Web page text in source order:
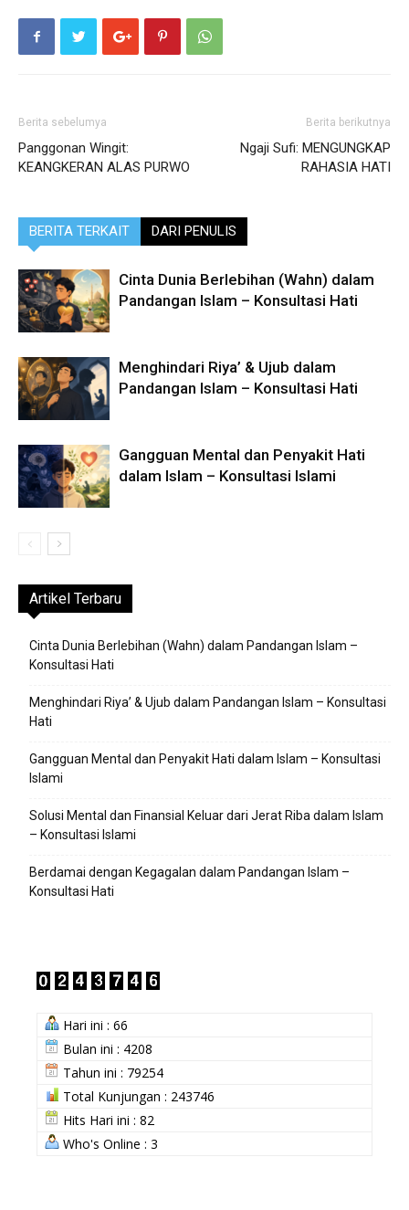
Berita sebelumya
Panggonan Wingit:
KEANGKERAN ALAS PURWO
Berita berikutnya
Ngaji Sufi: MENGUNGKAP
RAHASIA HATI
BERITA TERKAIT DARI PENULIS
Cinta Dunia Berlebihan (Wahn) dalam
Pandangan Islam – Konsultasi Hati
Menghindari Riya’ & Ujub dalam
Pandangan Islam – Konsultasi Hati
Gangguan Mental dan Penyakit Hati
dalam Islam – Konsultasi Islami
Artikel Terbaru
Cinta Dunia Berlebihan (Wahn) dalam Pandangan Islam –
Konsultasi Hati
Menghindari Riya’ & Ujub dalam Pandangan Islam – Konsultasi
Hati
Gangguan Mental dan Penyakit Hati dalam Islam – Konsultasi
Islami
Solusi Mental dan Finansial Keluar dari Jerat Riba dalam Islam
– Konsultasi Islami
Berdamai dengan Kegagalan dalam Pandangan Islam –
Konsultasi Hati
Hari ini : 66
Bulan ini : 4208
Tahun ini : 79254
Total Kunjungan : 243746
Hits Hari ini : 82
Who's Online : 3